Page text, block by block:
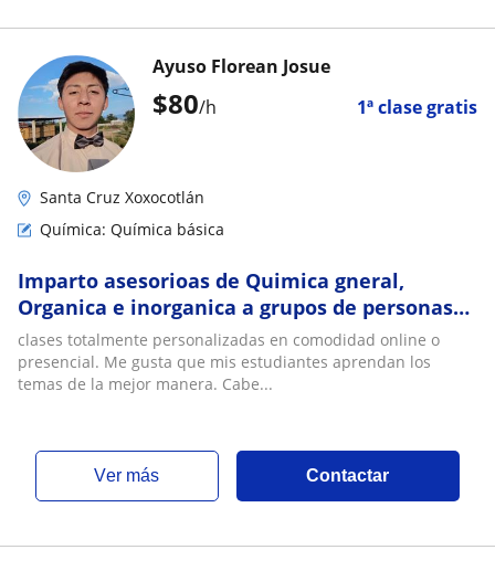
$80/h 1ª clase gratis
Ayuso Florean Josue
Santa Cruz Xoxocotlán
Química: Química básica
Imparto asesorioas de Quimica gneral,
Organica e inorganica a grupos de personas
de 7 años a 21 años
clases totalmente personalizadas en comodidad online o
presencial. Me gusta que mis estudiantes aprendan los
temas de la mejor manera. Cabe...
ver más Contactar